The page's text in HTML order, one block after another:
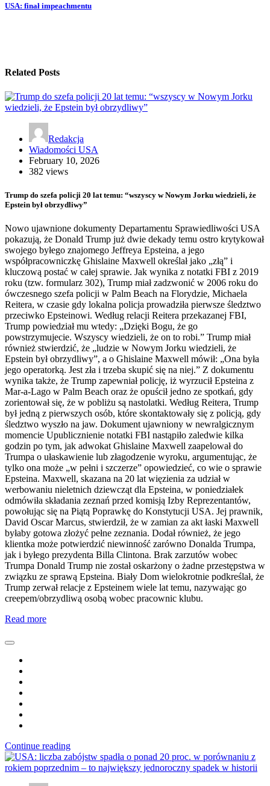
USA: finał impeachmentu
Related Posts
Redakcja
Wiadomości USA
February 10, 2026
382 views
Trump do szefa policji 20 lat temu: “wszyscy w Nowym Jorku wiedzieli, że
Epstein był obrzydliwy”
Nowo ujawnione dokumenty Departamentu Sprawiedliwości USA
pokazują, że Donald Trump już dwie dekady temu ostro krytykował
swojego byłego znajomego Jeffreya Epsteina, a jego
współpracowniczkę Ghislaine Maxwell określał jako „złą” i
kluczową postać w całej sprawie. Jak wynika z notatki FBI z 2019
roku (tzw. formularz 302), Trump miał zadzwonić w 2006 roku do
ówczesnego szefa policji w Palm Beach na Florydzie, Michaela
Reitera, w czasie gdy lokalna policja prowadziła pierwsze śledztwo
przeciwko Epsteinowi. Według relacji Reitera przekazanej FBI,
Trump powiedział mu wtedy: „Dzięki Bogu, że go
powstrzymujecie. Wszyscy wiedzieli, że on to robi.” Trump miał
również stwierdzić, że „ludzie w Nowym Jorku wiedzieli, że
Epstein był obrzydliwy”, a o Ghislaine Maxwell mówił: „Ona była
jego operatorką. Jest zła i trzeba skupić się na niej.” Z dokumentu
wynika także, że Trump zapewniał policję, iż wyrzucił Epsteina z
Mar-a-Lago w Palm Beach oraz że opuścił jedno ze spotkań, gdy
zorientował się, że w pobliżu są nastolatki. Według Reitera, Trump
był jedną z pierwszych osób, które skontaktowały się z policją, gdy
śledztwo wyszło na jaw. Dokument ujawniony w newralgicznym
momencie Upublicznienie notatki FBI nastąpiło zaledwie kilka
godzin po tym, jak adwokat Ghislaine Maxwell zaapelował do
Trumpa o ułaskawienie lub złagodzenie wyroku, argumentując, że
tylko ona może „w pełni i szczerze” opowiedzieć, co wie o sprawie
Epsteina. Maxwell, skazana na 20 lat więzienia za udział w
werbowaniu nieletnich dziewcząt dla Epsteina, w poniedziałek
odmówiła składania zeznań przed komisją Izby Reprezentantów,
powołując się na Piątą Poprawkę do Konstytucji USA. Jej prawnik,
David Oscar Marcus, stwierdził, że w zamian za akt łaski Maxwell
byłaby gotowa złożyć pełne zeznania. Dodał również, że jego
klientka może potwierdzić niewinność zarówno Donalda Trumpa,
jak i byłego prezydenta Billa Clintona. Brak zarzutów wobec
Trumpa Donald Trump nie został oskarżony o żadne przestępstwa w
związku ze sprawą Epsteina. Biały Dom wielokrotnie podkreślał, że
Trump zerwał relacje z Epsteinem wiele lat temu, nazywając go
creepem/obrzydliwą osobą wobec pracownic klubu.
Read more
Continue reading